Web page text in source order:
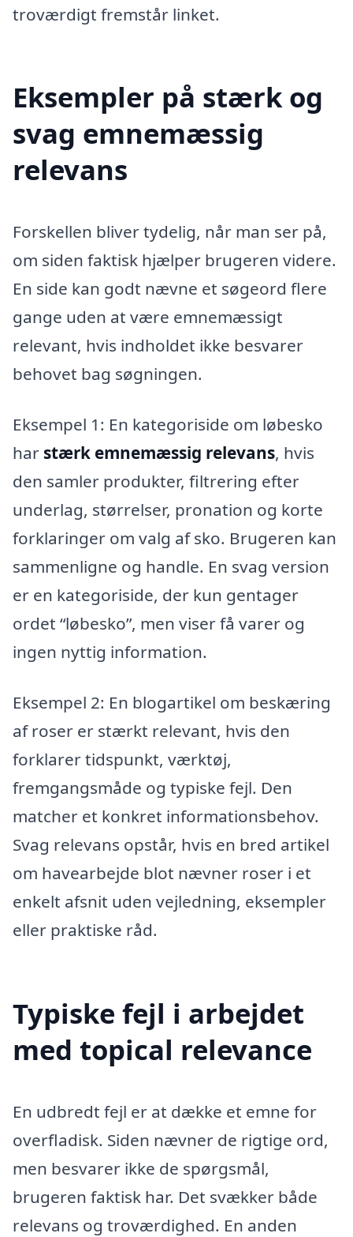
troværdigt fremstår linket.
Eksempler på stærk og
svag emnemæssig
relevans
Forskellen bliver tydelig, når man ser på,
om siden faktisk hjælper brugeren videre.
En side kan godt nævne et søgeord flere
gange uden at være emnemæssigt
relevant, hvis indholdet ikke besvarer
behovet bag søgningen.
Eksempel 1: En kategoriside om løbesko
har stærk emnemæssig relevans, hvis
den samler produkter, filtrering efter
underlag, størrelser, pronation og korte
forklaringer om valg af sko. Brugeren kan
sammenligne og handle. En svag version
er en kategoriside, der kun gentager
ordet “løbesko”, men viser få varer og
ingen nyttig information.
Eksempel 2: En blogartikel om beskæring
af roser er stærkt relevant, hvis den
forklarer tidspunkt, værktøj,
fremgangsmåde og typiske fejl. Den
matcher et konkret informationsbehov.
Svag relevans opstår, hvis en bred artikel
om havearbejde blot nævner roser i et
enkelt afsnit uden vejledning, eksempler
eller praktiske råd.
Typiske fejl i arbejdet
med topical relevance
En udbredt fejl er at dække et emne for
overfladisk. Siden nævner de rigtige ord,
men besvarer ikke de spørgsmål,
brugeren faktisk har. Det svækker både
relevans og troværdighed. En anden